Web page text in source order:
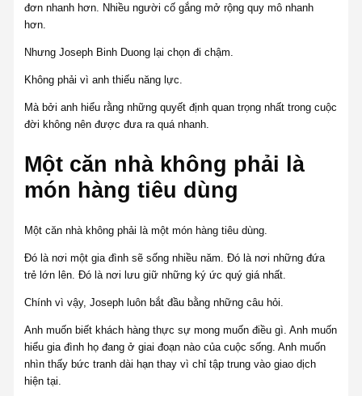
đơn nhanh hơn. Nhiều người cố gắng mở rộng quy mô nhanh
hơn.
Nhưng Joseph Binh Duong lại chọn đi chậm.
Không phải vì anh thiếu năng lực.
Mà bởi anh hiểu rằng những quyết định quan trọng nhất trong cuộc
đời không nên được đưa ra quá nhanh.
Một căn nhà không phải là
món hàng tiêu dùng
Một căn nhà không phải là một món hàng tiêu dùng.
Đó là nơi một gia đình sẽ sống nhiều năm. Đó là nơi những đứa
trẻ lớn lên. Đó là nơi lưu giữ những ký ức quý giá nhất.
Chính vì vậy, Joseph luôn bắt đầu bằng những câu hỏi.
Anh muốn biết khách hàng thực sự mong muốn điều gì. Anh muốn
hiểu gia đình họ đang ở giai đoạn nào của cuộc sống. Anh muốn
nhìn thấy bức tranh dài hạn thay vì chỉ tập trung vào giao dịch
hiện tại.